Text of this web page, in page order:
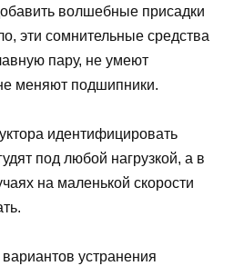
волшебные присадки
эти сомнительные средства
пару, не умеют
меняют подшипники.
идентифицировать
под любой нагрузкой, а в
на маленькой скорости
устранения